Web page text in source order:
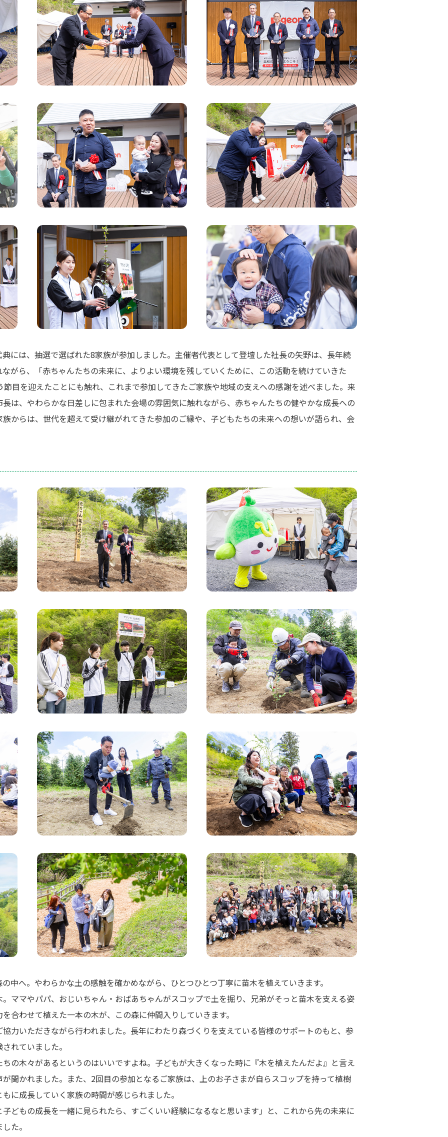
には、抽選で選ばれた8家族が参加しました。主催者代表として登壇した社長の矢野は、長年続
がら、「赤ちゃんたちの未来に、よりよい環境を残していくために、この活動を続けていきた
目を迎えたことにも触れ、これまで参加してきたご家族や地域の支えへの感謝を述べました。来
は、やわらかな日差しに包まれた会場の雰囲気に触れながら、赤ちゃんたちの健やかな成長への
からは、世代を超えて受け継がれてきた参加のご縁や、子どもたちの未来への想いが語られ、会
中へ。やわらかな土の感触を確かめながら、ひとつひとつ丁寧に苗木を植えていきます。
ママやパパ、おじいちゃん・おばあちゃんがスコップで土を掘り、兄弟がそっと苗木を支える姿
合わせて植えた一本の木が、この森に仲間入りしていきます。
力いただきながら行われました。長年にわたり森づくりを支えている皆様のサポートのもと、参
れていました。
の木々があるというのはいいですよね。子どもが大きくなった時に『木を植えたんだよ』と言え
聞かれました。また、2回目の参加となるご家族は、上のお子さまが自らスコップを持って植樹
に成長していく家族の時間が感じられました。
どもの成長を一緒に見られたら、すごくいい経験になるなと思います」と、これから先の未来に
た。